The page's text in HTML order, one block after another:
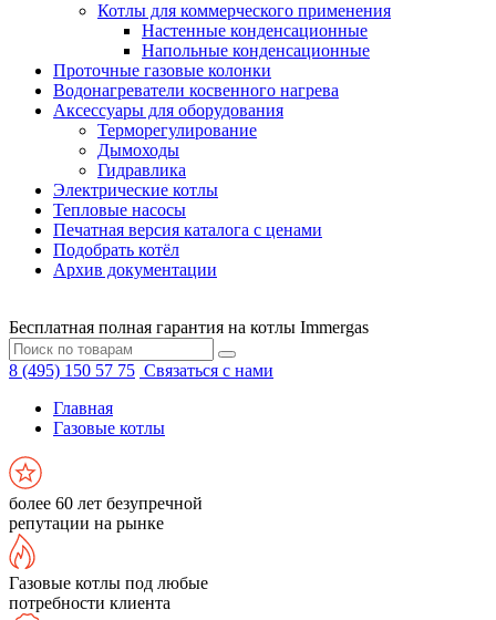
Котлы для коммерческого применения
Настенные конденсационные
Напольные конденсационные
Проточные газовые колонки
Водонагреватели косвенного нагрева
Аксессуары для оборудования
Терморегулирование
Дымоходы
Гидравлика
Электрические котлы
Тепловые насосы
Печатная версия каталога с ценами
Подобрать котёл
Архив документации
Бесплатная полная гарантия на котлы Immergas
8 (495) 150 57 75 Связаться с нами
Главная
Газовые котлы
более 60 лет безупречной
репутации на рынке
Газовые котлы под любые
потребности клиента